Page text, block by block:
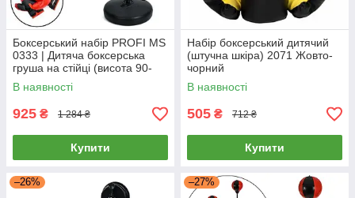
Боксерський набір PROFI MS
0333 | Дитяча боксерська
груша на стійці (висота 90-
120 см)
В наявності
925 ₴ 1 284 ₴
Купити
Набір боксерський дитячий
(штучна шкіра) 2071 Жовто-
чорний
В наявності
505 ₴ 712 ₴
Купити
–26% –27%